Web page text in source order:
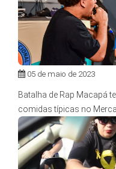
05 de maio de 2023
Batalha de Rap Macapá
comidas típicas no